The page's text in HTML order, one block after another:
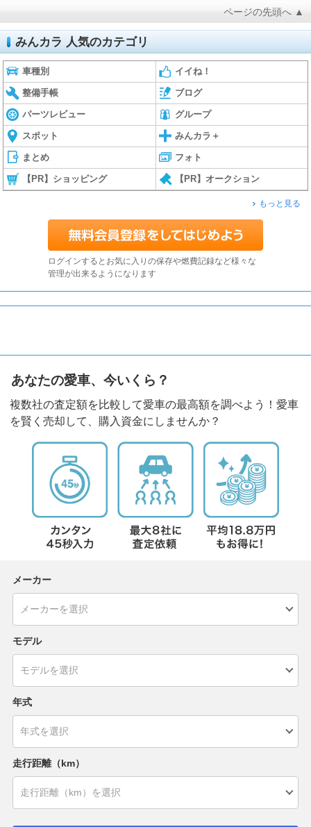
ページの先頭へ ▲
みんカラ 人気のカテゴリ
車種別 イイね！
整備手帳 ブログ
パーツレビュー グループ
スポット みんカラ＋
まとめ フォト
【PR】ショッピング 【PR】オークション
もっと見る
ログインするとお気に入りの保存や燃費記録など様々な
管理が出来るようになります
あなたの愛車、今いくら？
複数社の査定額を比較して愛車の最高額を調べよう！愛車
を賢く売却して、購入資金にしませんか？
メーカー
モデル
年式
走行距離（km）